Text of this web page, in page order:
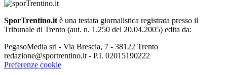
SporTrentino.it è una testata giornalistica registrata presso il
Tribunale di Trento (aut. n. 1.250 del 20.04.2005) edita da:
PegasoMedia srl - Via Brescia, 7 - 38122 Trento
redazione@sportrentino.it - P.I. 02015190222
Preferenze cookie